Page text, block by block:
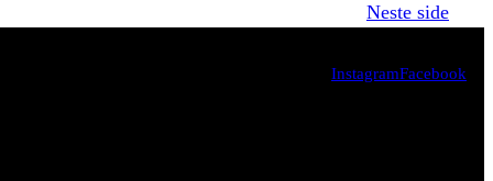
Tre
Neste side
InstagramFacebook